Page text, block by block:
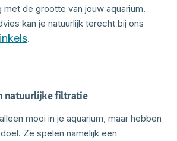
met de grootte van jouw aquarium.
kan je natuurlijk terecht bij ons
.
natuurlijke filtratie
mooi in je aquarium, maar hebben
Ze spelen namelijk een